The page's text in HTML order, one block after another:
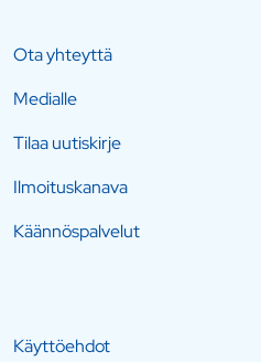
Ota yhteyttä
Medialle
Tilaa uutiskirje
Ilmoituskanava
Käännöspalvelut
Käyttöehdot